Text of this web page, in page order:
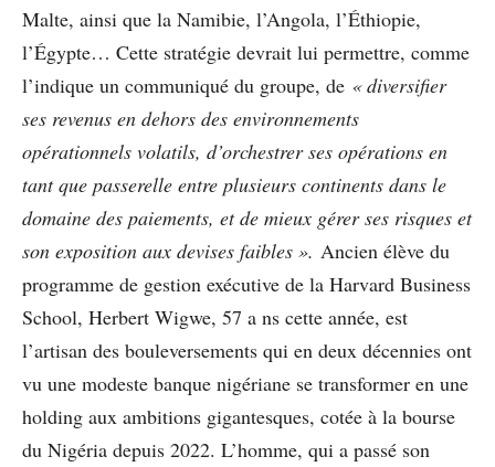
Malte, ainsi que la Namibie, l’Angola, l’Éthiopie,
l’Égypte… Cette stratégie devrait lui permettre, comme
l’indique un communiqué du groupe, de « diversifier
ses revenus en dehors des environnements
opérationnels volatils, d’orchestrer ses opérations en
tant que passerelle entre plusieurs continents dans le
domaine des paiements, et de mieux gérer ses risques et
son exposition aux devises faibles ». Ancien élève du
programme de gestion exécutive de la Harvard Business
School, Herbert Wigwe, 57 a ns cette année, est
l’artisan des bouleversements qui en deux décennies ont
vu une modeste banque nigériane se transformer en une
holding aux ambitions gigantesques, cotée à la bourse
du Nigéria depuis 2022. L’homme, qui a passé son